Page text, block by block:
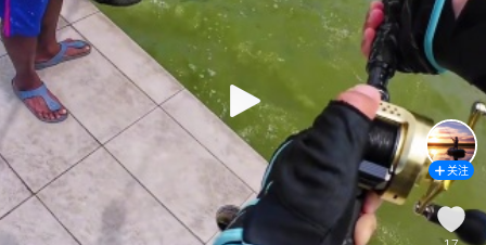
关注